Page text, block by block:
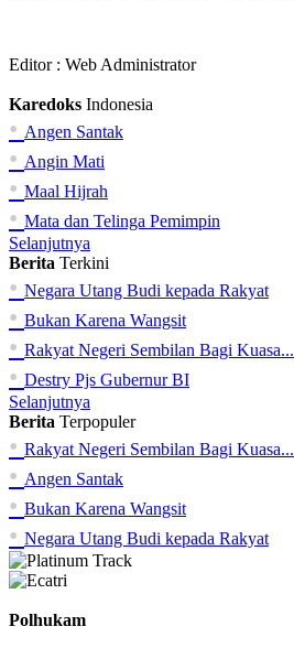
Editor : Web Administrator
Karedoks Indonesia
• Angen Santak
• Angin Mati
• Maal Hijrah
• Mata dan Telinga Pemimpin
Selanjutnya
Berita Terkini
• Negara Utang Budi kepada Rakyat
• Bukan Karena Wangsit
• Rakyat Negeri Sembilan Bagi Kuasa...
• Destry Pjs Gubernur BI
Selanjutnya
Berita Terpopuler
• Rakyat Negeri Sembilan Bagi Kuasa...
• Angen Santak
• Bukan Karena Wangsit
• Negara Utang Budi kepada Rakyat
Polhukam